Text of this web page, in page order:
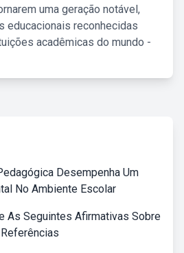
uma geração notável,
educacionais reconhecidas
acadêmicas do mundo -
Desempenha Um
No Ambiente Escolar
As Seguintes Afirmativas Sobre